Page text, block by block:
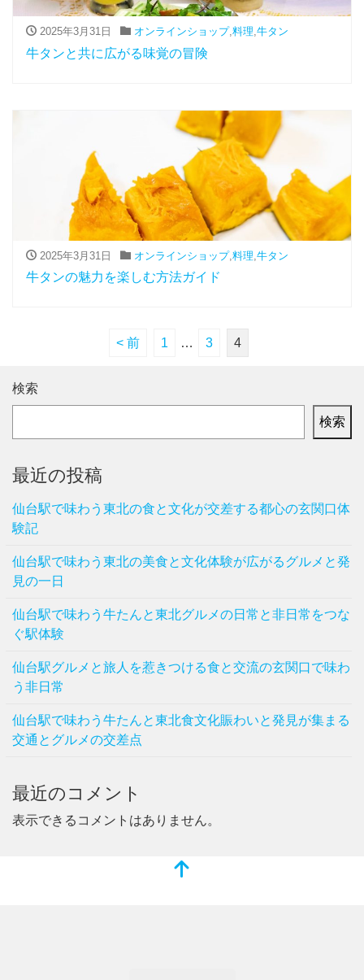
2025年3月31日 オンラインショップ,料理,牛タン
牛タンと共に広がる味覚の冒険
2025年3月31日 オンラインショップ, 料理 牛タン
牛タンの魅力を楽しむ方法ガイド
< 前 1 … 3 4
検索
検索
最近の投稿
仙台駅で味わう東北の食と文化が交差する都心の玄関口体
験記
仙台駅で味わう東北の美食と文化体験が広がるグルメと発
見の一日
仙台駅で味わう牛たんと東北グルメの日常と非日常をつな
ぐ駅体験
仙台駅グルメと旅人を惹きつける食と交流の玄関口で味わ
う非日常
仙台駅で味わう牛たんと東北食文化賑わいと発見が集まる
交通とグルメの交差点
最近のコメント
表示できるコメントはありません。